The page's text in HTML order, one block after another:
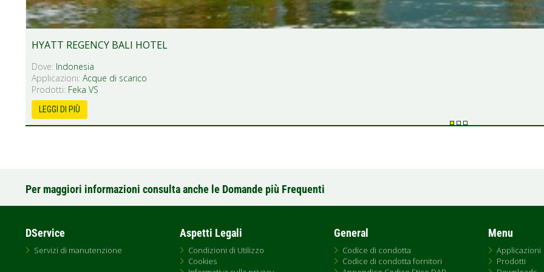
HYATT REGENCY BALI HOTEL
Dove: Indonesia
Applicazioni: Acque di scarico
Prodotti: Feka VS
LEGGI DI PIÙ
Per maggiori informazioni consulta anche le Domande più Frequenti
DService
Servizi di manutenzione
Aspetti Legali
Condizioni di Utilizzo
Cookies
General
Codice di condotta
Codice di condotta fornitori
Menu
Applicazioni
Prodotti